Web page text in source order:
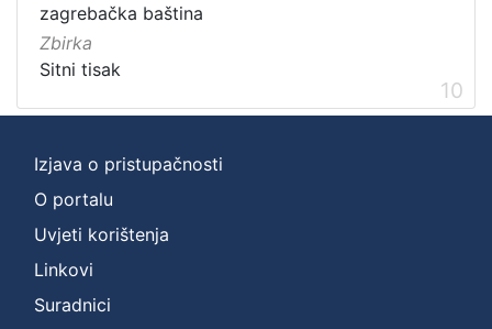
zagrebačka baština
Zbirka
Sitni tisak
10
Izjava o pristupačnosti
O portalu
Uvjeti korištenja
Linkovi
Suradnici